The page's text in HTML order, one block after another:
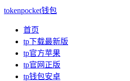
tokenpocket钱包
首页
tp下载最新版
tp官方苹果
tp官网正版
tp钱包安卓